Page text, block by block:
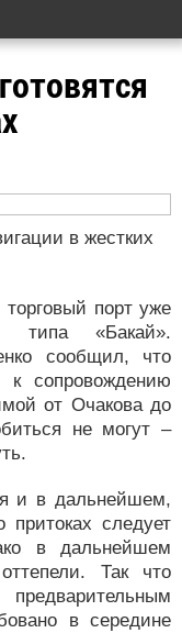
в жестких
порт уже
типа «Бакай».
сообщил, что
к сопровождению
от Очакова до
не могут –
и в дальнейшем,
следует
в дальнейшем
Так что
в середине